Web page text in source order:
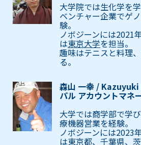
大学院では生化学を
ベンチャー企業でゲ
験。
ノボジーンには2021
は東京大学を担当。
趣味はテニスと料理
る。
森山 一幸 /
パル アカウントマネ
大学では商学部で学
療機器営業を経験。
ノボジーンには2023
は東京都、千葉県、